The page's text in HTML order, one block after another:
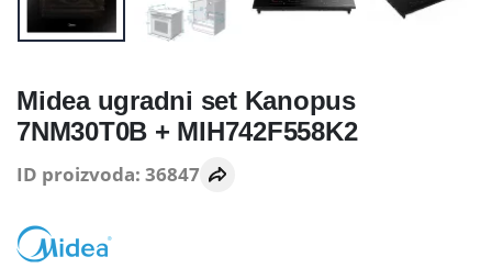
Midea ugradni set Kanopus
7NM30T0B + MIH742F558K2
ID proizvoda: 36847